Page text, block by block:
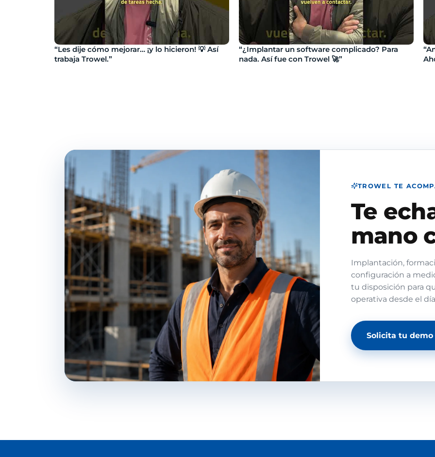
“Les dije cómo mejorar… ¡y lo hicieron! 💡 Así
trabaja Trowel.”
“¿Implantar un software complicado? Para
nada. Así fue con Trowel 🚀”
TROWEL TE
Te
mano
Implantación,
configuración a
tu disposición para
operativa desde el
Solicita tu demo